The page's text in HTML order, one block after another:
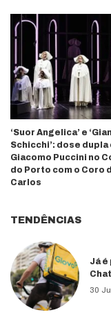
‘Suor Angelica’ e
Schicchi’: dose dupla
Giacomo Puccini no
do Porto com o Coro
Carlos
TENDÊNCIAS
Já é
30